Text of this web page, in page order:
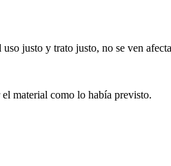
justo y trato justo, no se ven
material como lo había previsto.